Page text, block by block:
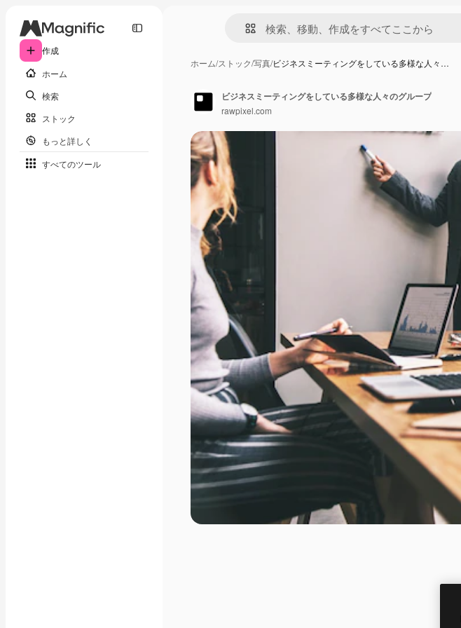
作成
ホーム
検索
ストック
もっと詳しく
すべてのツール
ホーム/ストック/写真/ビジネスミーティングをしている多様な人々…
ビジネスミーティングをしている多様な人々のグループ
rawpixel.com